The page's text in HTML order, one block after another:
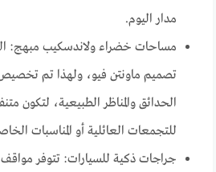
مدار اليوم.
مساحات خضراء ولاندسكيب مبهج:
تصميم ماونتن فيو، ولهذا تم
الحدائق والمناظر الطبيعية، لتكون
للتجمعات العائلية أو المناسبات
جراجات ذكية للسيارات: تتوفر